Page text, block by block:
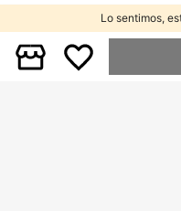
Lo sentimos,